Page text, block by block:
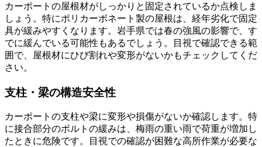
カーポートの屋根材がしっかりと固定されているか点検しま
しょう。特にポリカーボネート製の屋根は、経年劣化で固定
具が緩みやすくなります。岩手県では春の強風の影響で、す
でに緩んでいる可能性もあるでしょう。目視で確認できる範
囲で、屋根材にひび割れや変形がないかもチェックしてくだ
さい。
支柱・梁の構造安全性
カーポートの支柱や梁に変形や損傷がないか確認します。特
に接合部分のボルトの緩みは、梅雨の重い雨で荷重が増加し
たときに危険です。目視での確認が困難な高所作業が必要な